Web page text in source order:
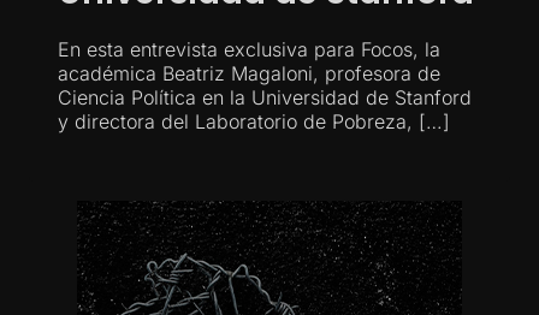
En esta entrevista exclusiva para Focos, la
académica Beatriz Magaloni, profesora de
Ciencia Política en la Universidad de Stanford
y directora del Laboratorio de Pobreza, […]